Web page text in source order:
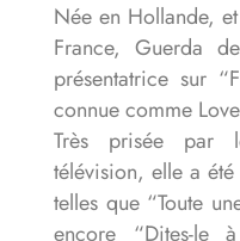
Née en Hollande,
France, Guerda
présentatrice sur
connue comme
Très prisée par
télévision, elle a
telles que “Toute
encore “Dites-le